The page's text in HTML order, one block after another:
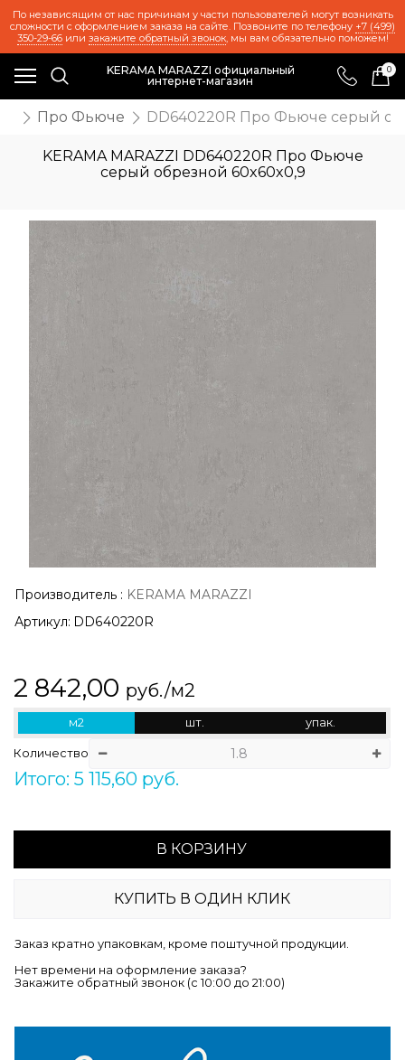
По независящим от нас причинам у части пользователей могут возникать
сложности с оформлением заказа на сайте. Позвоните по телефону +7 (499)
350-29-66или закажите обратный звонок, мы вам обязательно поможем!
KERAMA MARAZZI официальный
интернет-магазин
0
Про Фьюче DD640220R Про Фьюче серый
KERAMA MARAZZI DD640220R Про Фьюче
серый обрезной 60x60x0,9
Производитель : KERAMA MARAZZI
Артикул: DD640220R
2 842,00 руб./м2
м2 шт. упак.
Количество
Итого: 5 115,60 руб.
В КОРЗИНУ
КУПИТЬ В ОДИН КЛИК
Заказ кратно упаковкам, кроме поштучной продукции.
Нет времени на оформление заказа?
Закажите обратный звонок (c 10:00 до 21:00)